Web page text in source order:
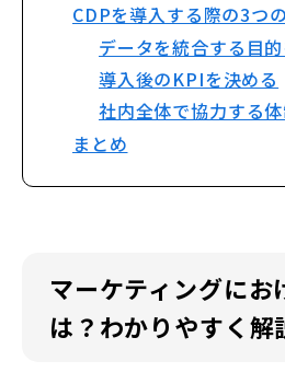
CDPを導入する際の3つ
データを統合する目
導入後のKPIを決める
社内全体で協力する
まとめ
マーケティングにお
は？わかりやすく解